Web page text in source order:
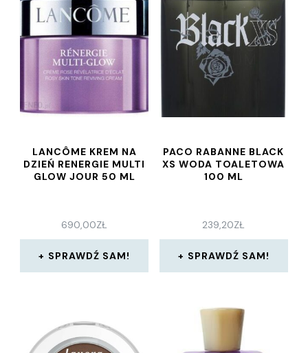
LANCÔME KREM NA
DZIEŃ RENERGIE MULTI
GLOW JOUR 50 ML
690,00ZŁ
SPRAWDŹ SAM!
PACO RABANNE BLACK
XS WODA TOALETOWA
100 ML
239,20ZŁ
SPRAWDŹ SAM!